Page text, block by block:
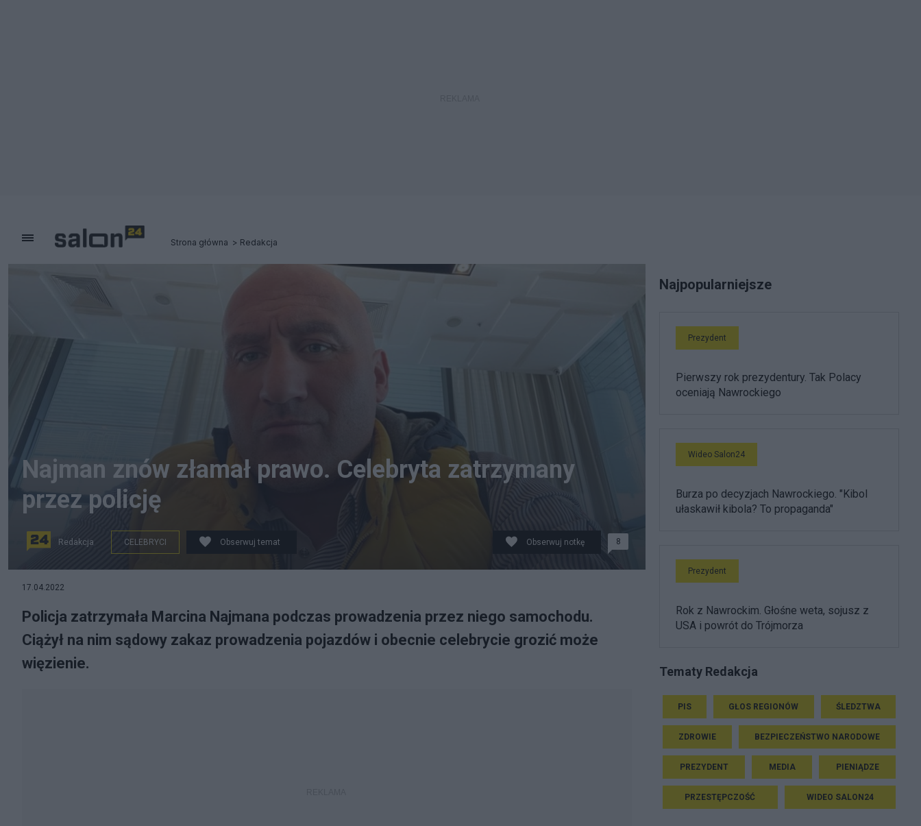
Strona główna Redakcja
Najman znów złamał prawo. Celebryta zatrzymany
przez policję
Redakcja CELEBRYCI Obserwuj temat Obserwuj notkę 8
17.04.2022
Policja zatrzymała Marcina Najmana podczas prowadzenia przez niego samochodu.
Ciążył na nim sądowy zakaz prowadzenia pojazdów i obecnie celebrycie grozić może
więzienie.
Najpopularniejsze
Prezydent
Pierwszy rok prezydentury. Tak Polacy
oceniają Nawrockiego
Wideo Salon24
Burza po decyzjach Nawrockiego. "Kibol
ułaskawił kibola? To propaganda"
Prezydent
Rok z Nawrockim. Głośne weta, sojusz z
USA i powrót do Trójmorza
Tematy Redakcja
PIS GŁOS REGIONÓW ŚLEDZTWA
ZDROWIE BEZPIECZEŃSTWO NARODOWE
PREZYDENT MEDIA PIENIĄDZE
PRZESTĘPCZOŚĆ WIDEO SALON24